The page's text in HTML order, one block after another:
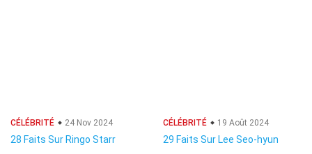
CÉLÉBRITÉ 24 Nov 2024
28 Faits Sur Ringo Starr
CÉLÉBRITÉ 19 Août 2024
29 Faits Sur Lee Seo-hyun